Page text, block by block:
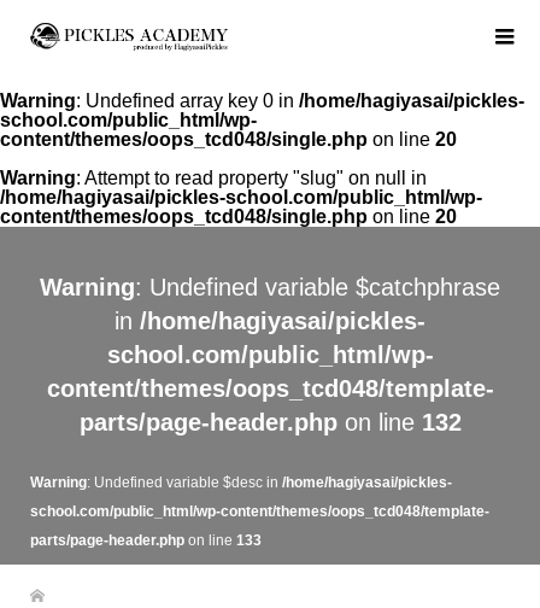
Warning: Undefined array key 0 in /home/hagiyasai/pickles-
school.com/public_html/wp-
content/themes/oops_tcd048/single.php on line 20
Warning: Attempt to read property "slug" on null in
/home/hagiyasai/pickles-school.com/public_html/wp-
content/themes/oops_tcd048/single.php on line 20
Warning: Undefined variable $catchphrase
in /home/hagiyasai/pickles-
school.com/public_html/wp-
content/themes/oops_tcd048/template-
parts/page-header.phpon line 132
Warning: Undefined variable $desc in /home/hagiyasai/pickles-
school.com/public_html/wp-content/themes/oops_tcd048/template-
parts/page-header.phpon line 133